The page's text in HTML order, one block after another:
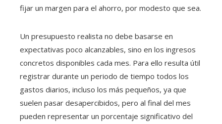
fijar un margen para el ahorro, por modesto que sea.
Un presupuesto realista no debe basarse en
expectativas poco alcanzables, sino en los ingresos
concretos disponibles cada mes. Para ello resulta útil
registrar durante un periodo de tiempo todos los
gastos diarios, incluso los más pequeños, ya que
suelen pasar desapercibidos, pero al final del mes
pueden representar un porcentaje significativo del